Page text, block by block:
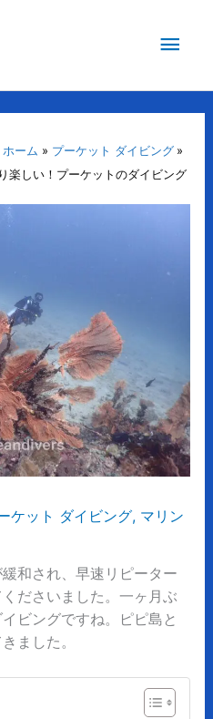
メ
メ
ホーム
プーケット ダイビング
楽しい！プーケットのダイビング
ケット ダイビング, マリン
和され、早速リピーター
ださいました。 一ヶ月ぶ
ビングですね。ピピ島と
ました。